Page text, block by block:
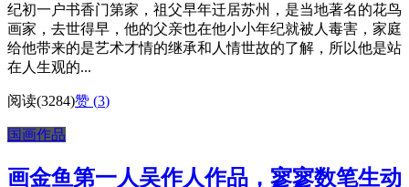
纪初一户书香门第家，祖父早年迁居苏州，是当地著名的花鸟
画家，去世得早，他的父亲也在他小小年纪就被人毒害，家庭
给他带来的是艺术才情的继承和人情世故的了解，所以他是站
在人生观的...
阅读(3284)赞 (3)
国画作品
画金鱼第一人吴作人作品，寥寥数笔生动